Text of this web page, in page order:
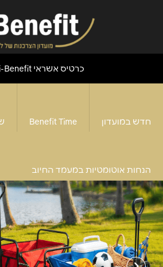
כרטיס אשראי Hi-Benefit
חדש במועדון Benefit Time
הנחות אוטומטיות במעמד החיוב